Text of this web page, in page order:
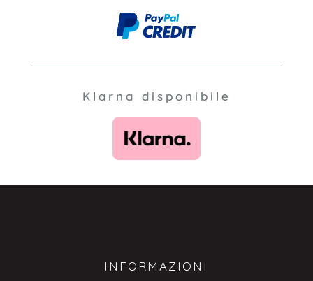
Klarna disponibile
INFORMAZIONI